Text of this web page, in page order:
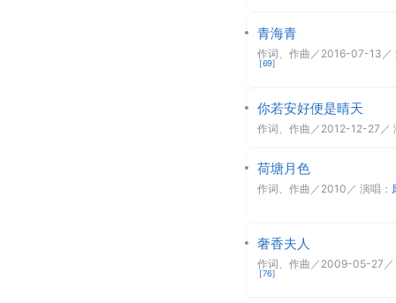
青海青
作词、作曲 ／ 2016-07-13
[69]
你若安好便是晴天
作词、作曲 ／ 2012-12-27 ／
荷塘月色
作词、作曲 ／ 2010 ／ 演唱：
奢香夫人
作词、作曲 ／ 2009-05-27
[76]